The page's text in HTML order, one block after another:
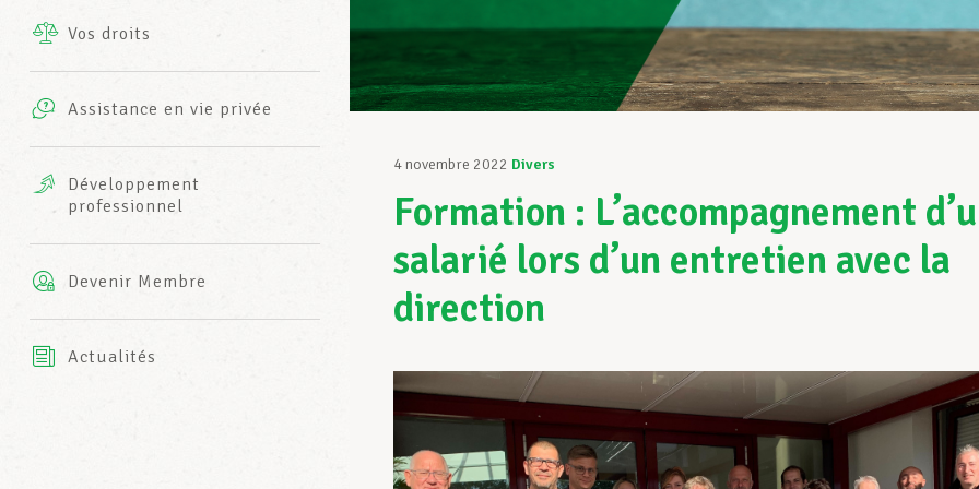
INFO-CENTER
Vos droits
Assistance en vie privée
complémentaires
AXA
Développement
professionnel
Devenir Membre
Actualités
4 novembre 2022 Divers
Formation : L’accompagnement
salarié lors d’un entretien avec la
direction